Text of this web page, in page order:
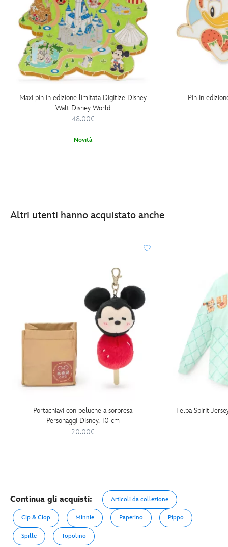
puzzles-
disney-
438010542027.html
http://schema.org/InStock
Maxi pin in edizione limitata Digitize Disney
Walt Disney World
48.00€
Novità
Pin in
Altri utenti hanno acquistato anche
Portachiavi con peluche a sorpresa
Personaggi Disney, 10 cm
20.00€
Felpa Spirit
Continua gli acquisti: Articoli da collezione
Cip & Ciop Minnie Paperino Pippo
Spille Topolino